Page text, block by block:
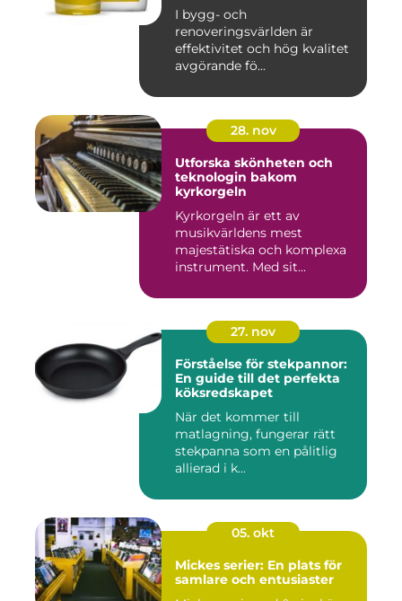
I bygg- och
renoveringsvärlden är
effektivitet och hög kvalitet
avgörande fö...
28. nov
Utforska skönheten och
teknologin bakom
kyrkorgeln
Kyrkorgeln är ett av
musikvärldens mest
majestätiska och komplexa
instrument. Med sit...
27. nov
Förståelse för stekpannor:
En guide till det perfekta
köksredskapet
När det kommer till
matlagning, fungerar rätt
stekpanna som en pålitlig
allierad i k...
05. okt
Mickes serier: En plats för
samlare och entusiaster